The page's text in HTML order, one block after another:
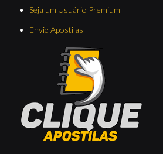
Seja um Usuário Premium
Envie Apostilas